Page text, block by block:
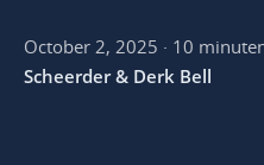
October 2, 2025 · 10
Scheerder & Derk Bell